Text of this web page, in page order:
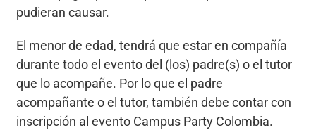
pudieran causar.
El menor de edad, tendrá que estar en compañía
durante todo el evento del (los) padre(s) o el tutor
que lo acompañe. Por lo que el padre
acompañante o el tutor, también debe contar con
inscripción al evento Campus Party Colombia.